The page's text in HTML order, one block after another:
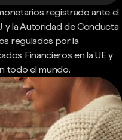
registrado ante el
y la Autoridad de Conducta
regulados por la
Financieros en la UE y
todo el mundo.